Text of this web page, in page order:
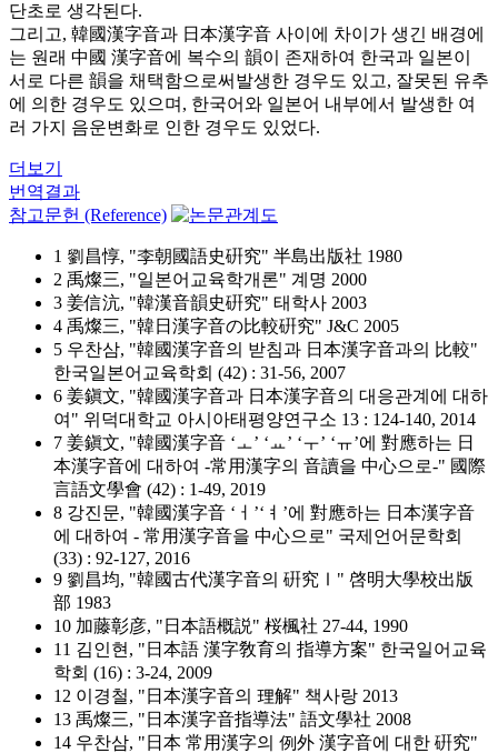
단초로 생각된다.
그리고, 韓國漢字音과 日本漢字音 사이에 차이가 생긴 배경에
는 원래 中國 漢字音에 복수의 韻이 존재하여 한국과 일본이
서로 다른 韻을 채택함으로써발생한 경우도 있고, 잘못된 유추
에 의한 경우도 있으며, 한국어와 일본어 내부에서 발생한 여
러 가지 음운변화로 인한 경우도 있었다.
더보기
번역결과
참고문헌 (Reference)
1 劉昌惇, "李朝國語史硏究" 半島出版社 1980
2 禹燦三, "일본어교육학개론" 계명 2000
3 姜信沆, "韓漢音韻史硏究" 태학사 2003
4 禹燦三, "韓日漢字音の比較硏究" J&C 2005
5 우찬삼, "韓國漢字音의 받침과 日本漢字音과의 比較"
한국일본어교육학회 (42) : 31-56, 2007
6 姜鎭文, "韓國漢字音과 日本漢字音의 대응관계에 대하
여" 위덕대학교 아시아태평양연구소 13 : 124-140, 2014
7 姜鎭文, "韓國漢字音 ‘ㅗ’ ‘ㅛ’ ‘ㅜ’ ‘ㅠ’에 對應하는 日
本漢字音에 대하여 -常用漢字의 音讀을 中心으로-" 國際
言語文學會 (42) : 1-49, 2019
8 강진문, "韓國漢字音 ‘ㅓ’‘ㅕ’에 對應하는 日本漢字音
에 대하여 - 常用漢字音을 中心으로" 국제언어문학회
(33) : 92-127, 2016
9 劉昌均, "韓國古代漢字音의 硏究Ⅰ" 啓明大學校出版
部 1983
10 加藤彰彦, "日本語概説" 桜楓社 27-44, 1990
11 김인현, "日本語 漢字敎育의 指導方案" 한국일어교육
학회 (16) : 3-24, 2009
12 이경철, "日本漢字音의 理解" 책사랑 2013
13 禹燦三, "日本漢字音指導法" 語文學社 2008
14 우찬삼, "日本 常用漢字의 例外 漢字音에 대한 硏究"